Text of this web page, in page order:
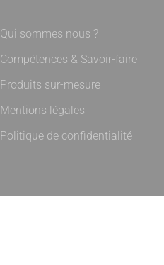
Qui sommes nous ?
Compétences & Savoir-faire
Produits sur-mesure
Mentions légales
Politique de confidentialité